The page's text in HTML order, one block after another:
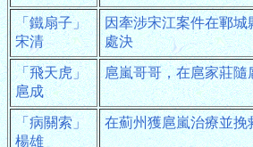
「鐵扇子」
宋清
因牽涉宋江案件在鄆
處決
「飛天虎」
扈成
扈嵐哥哥，在扈家莊
「病關索」
楊雄
在薊州獲扈嵐治療並